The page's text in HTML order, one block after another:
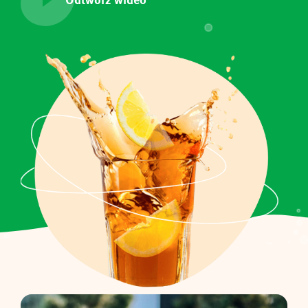
Finland
France
Français
Germany
Deutsch
Iberia
Español
Italy